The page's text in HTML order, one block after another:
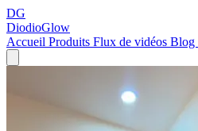
DG
DiodioGlow
Accueil Produits Flux de vidéos Blog